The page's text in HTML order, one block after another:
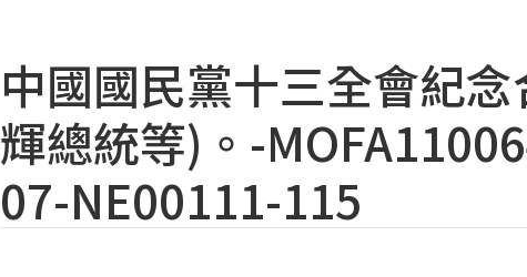
中國國民黨十三全會紀
輝總統等)。-
07-NE00111-115